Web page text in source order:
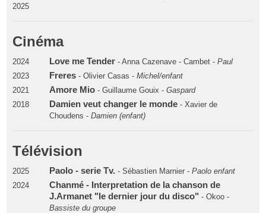
2025
Cinéma
2024 Love me Tender- Anna Cazenave - Cambet - Paul
2023
Freres- Olivier Casas - Michel/enfant
2021
Amore Mio- Guillaume Gouix - Gaspard
2018
Damien veut changer le monde- Xavier de
Choudens - Damien (enfant)
Télévision
2025 Paolo - serie Tv.- Sébastien Marnier - Paolo enfant
2024
Chanmé - Interpretation de la chanson de
J.Armanet "le dernier jour du disco" - Okoo -
Bassiste du groupe